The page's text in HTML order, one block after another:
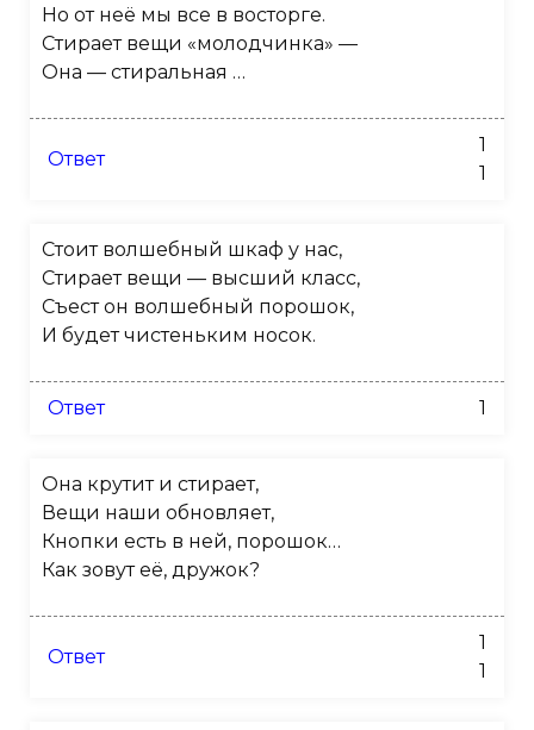
Но от неё мы все в восторге.
Стирает вещи «молодчинка» —
Она — стиральная …
Ответ
1
1
Стоит волшебный шкаф у нас,
Стирает вещи — высший класс,
Съест он волшебный порошок,
И будет чистеньким носок.
Ответ 1
Она крутит и стирает,
Вещи наши обновляет,
Кнопки есть в ней, порошок…
Как зовут её, дружок?
Ответ
1
1